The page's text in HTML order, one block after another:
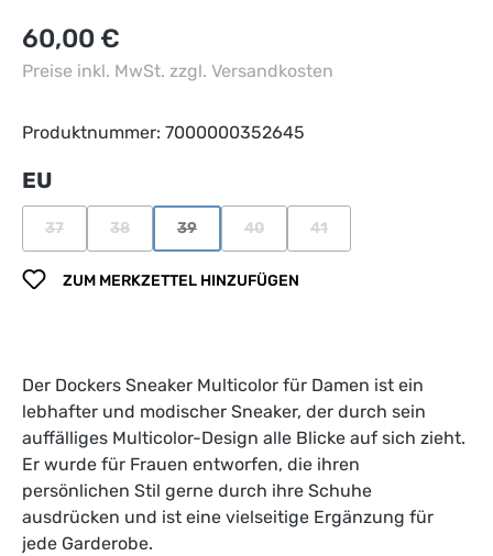
Regulärer Preis:
60,00 €
Preise inkl. MwSt. zzgl. Versandkosten
Produktnummer: 7000000352645
EU
37 38 39 40 41
ZUM MERKZETTEL HINZUFÜGEN
Der Dockers Sneaker Multicolor für Damen ist ein
lebhafter und modischer Sneaker, der durch sein
auffälliges Multicolor-Design alle Blicke auf sich zieht.
Er wurde für Frauen entworfen, die ihren
persönlichen Stil gerne durch ihre Schuhe
ausdrücken und ist eine vielseitige Ergänzung für
jede Garderobe.